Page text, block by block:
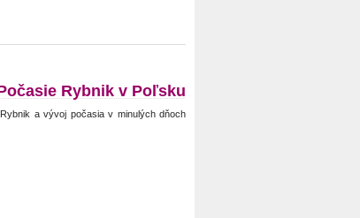
Rybnik v Poľsku
a vývoj počasia v minulých dňoch